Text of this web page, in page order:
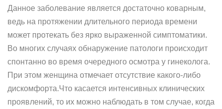
Данное заболевание является достаточно коварным,
ведь на протяжении длительного периода времени
может протекать без ярко выраженной симптоматики.
Во многих случаях обнаружение патологи происходит
спонтанно во время очередного осмотра у гинеколога.
При этом женщина отмечает отсутствие какого-либо
дискомфорта.Что касается интенсивных клинических
проявлений, то их можно наблюдать в том случае, когда